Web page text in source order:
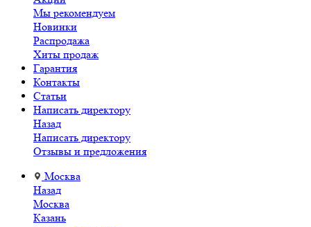
Мы рекомендуем
Новинки
Распродажа
Хиты продаж
Гарантия
Контакты
Статьи
Написать директору
Назад
Написать директору
Отзывы и предложения
Москва
Назад
Москва
Казань